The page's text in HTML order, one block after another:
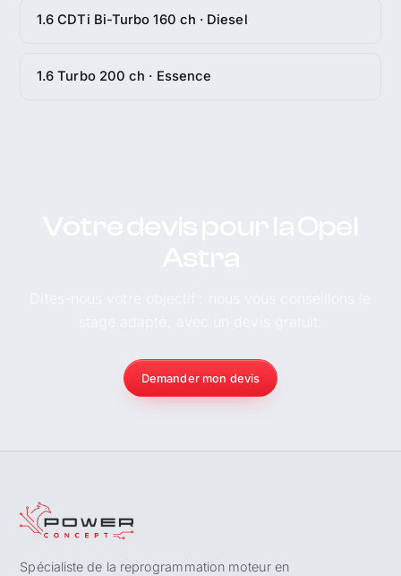
1.6 CDTi Bi-Turbo 160 ch · Diesel
1.6 Turbo 200 ch · Essence
Demander mon devis
Spécialiste de la reprogrammation moteur en